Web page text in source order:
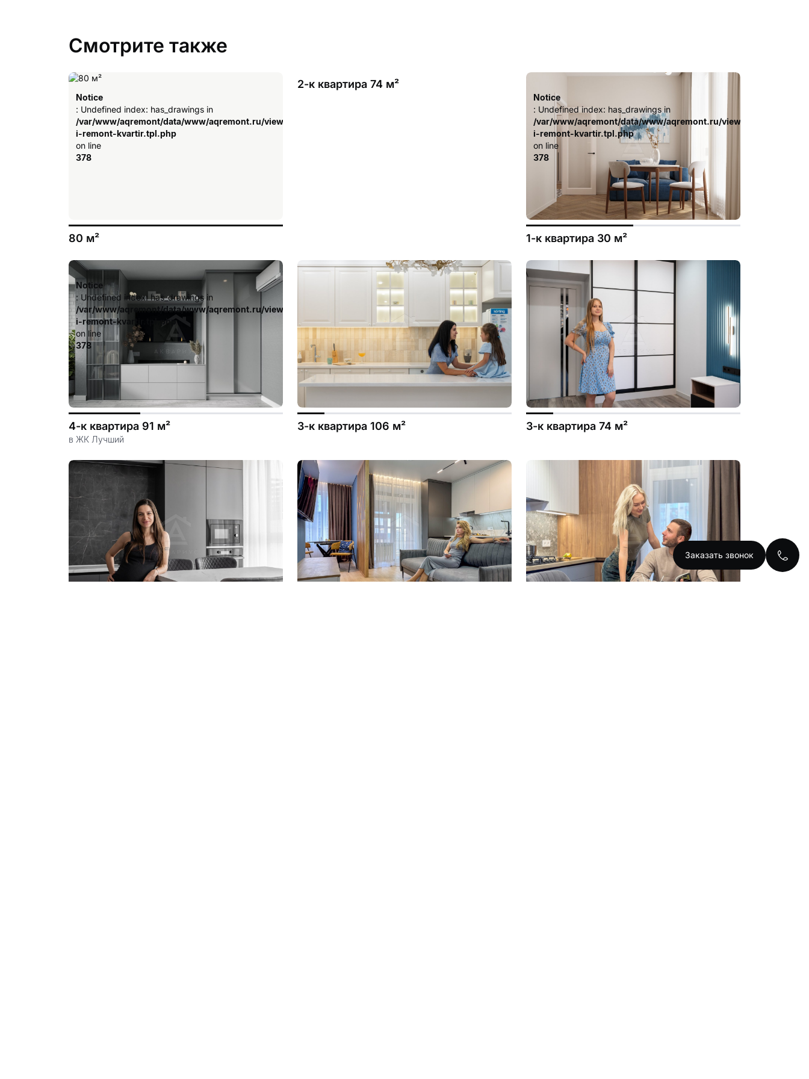
Смотрите также
Notice
: Undefined index: has_drawings in
/var/www/aqremont/data/www/aqremont.ru/view/templates_c/ca23d591d3fd8044c55329b97dcde4d44cdb3e9e.file.dizayn-
i-remont-kvartir.tpl.php
on line
378
80 м²
/var/www/aqremont/data/www/aqremont.ru/view/templates_c/
2-к квартира 74 м²
Notice
: Undefined index: has_drawings in
/var/www/aqremont/data/www/aqremont.ru/view/templates_c/
i-remont-kvartir.tpl.php
on line
378
1-к квартира 30 м²
Notice
: Undefined index: has_drawings in
/var/www/aqremont/data/www/aqremont.ru/view/templates_c/ca23d591d3fd8044c55329b97dcde4d44cdb3e9e.file.dizayn-
i-remont-kvartir.tpl.php
on line
378
4-к квартира 91 м²
в ЖК Лучший
3-к квартира 106 м² 3-к квартира 74 м²
Заказать звонок